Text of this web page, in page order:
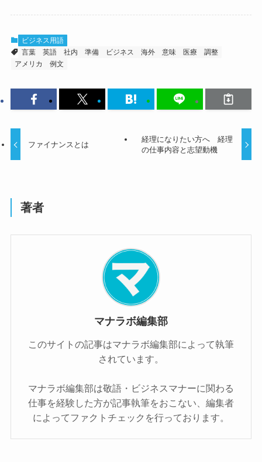
ビジネス用語
言葉
英語 社内 準備 ビジネス 海外 意味 医療
調整
アメリカ
例文
ファイナンスとは
経理になりたい方へ 経理
の仕事内容と志望動機
著者
マナラボ編集部
このサイトの記事はマナラボ編集部によって執筆
されています。
マナラボ編集部は敬語・ビジネスマナーに関わる
仕事を経験した方が記事執筆をおこない、編集者
によってファクトチェックを行っております。